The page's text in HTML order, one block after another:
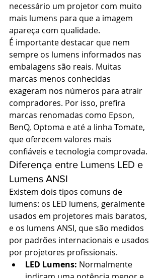
necessário um projetor com muito
mais lumens para que a imagem
apareça com qualidade.
É importante destacar que nem
sempre os lumens informados nas
embalagens são reais. Muitas
marcas menos conhecidas
exageram nos números para atrair
compradores. Por isso, prefira
marcas renomadas como Epson,
BenQ, Optoma e até a linha Tomate,
que oferecem valores mais
confiáveis e tecnologia comprovada.
Diferença entre Lumens LED e
Lumens ANSI
Existem dois tipos comuns de
lumens: os LED lumens, geralmente
usados em projetores mais baratos,
e os lumens ANSI, que são medidos
por padrões internacionais e usados
por projetores profissionais.
LED Lumens: Normalmente